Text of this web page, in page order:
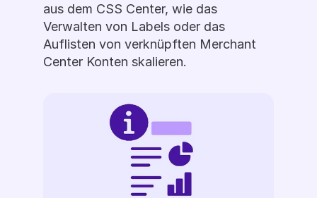
aus dem CSS Center, wie das
Verwalten von Labels oder das
Auflisten von verknüpften Merchant
Center Konten skalieren.